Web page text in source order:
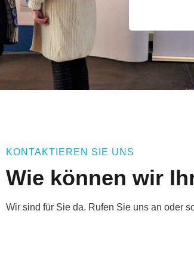
KONTAKTIEREN SIE UNS
Wie können wir
Wir sind für Sie da. Rufen Sie uns an oder